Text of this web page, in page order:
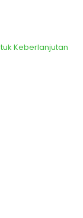
Keberlanjutan